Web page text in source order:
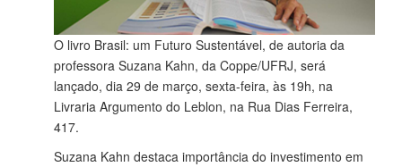
O livro Brasil: um Futuro Sustentável, de autoria da
professora Suzana Kahn, da Coppe/UFRJ, será
lançado, dia 29 de março, sexta-feira, às 19h, na
Livraria Argumento do Leblon, na Rua Dias Ferreira,
417.
Suzana Kahn destaca importância do investimento em